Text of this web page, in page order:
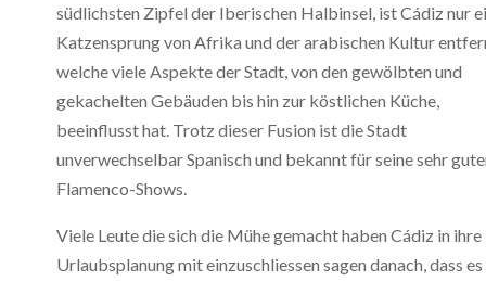
südlichsten Zipfel der Iberischen Halbinsel, ist Cádiz nur
Katzensprung von Afrika und der arabischen Kultur
welche viele Aspekte der Stadt, von den gewölbten und
gekachelten Gebäuden bis hin zur köstlichen Küche,
beeinflusst hat. Trotz dieser Fusion ist die Stadt
unverwechselbar Spanisch und bekannt für seine sehr
Flamenco-Shows.
Viele Leute die sich die Mühe gemacht haben Cádiz in ihre
Urlaubsplanung mit einzuschliessen sagen danach, dass es